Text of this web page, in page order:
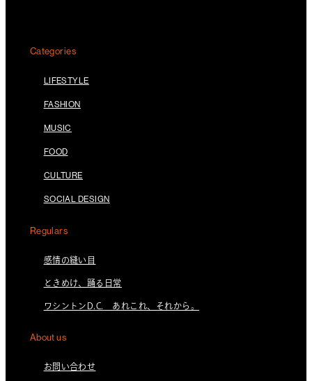
Categories
LIFESTYLE
FASHION
MUSIC
FOOD
CULTURE
SOCIAL DESIGN
Regulars
感情の縫い目
ときめけ、踊る日常
ワシントンD.C. あれこれ、それから。
About us
お問い合わせ